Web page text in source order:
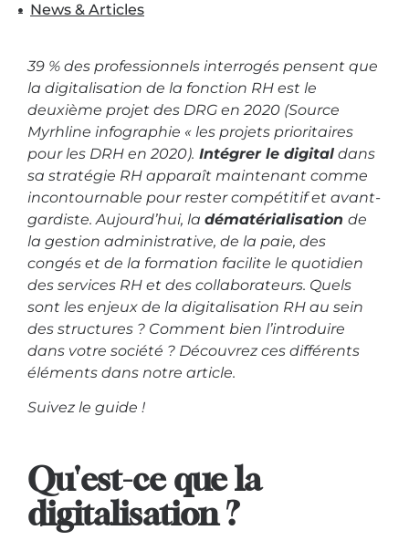
News & Articles
39 % des professionnels interrogés pensent que
la digitalisation de la fonction RH est le
deuxième projet des DRG en 2020 (Source
Myrhline infographie « les projets prioritaires
pour les DRH en 2020). Intégrer le digital dans
sa stratégie RH apparaît maintenant comme
incontournable pour rester compétitif et avant-
gardiste. Aujourd’hui, la dématérialisation de
la gestion administrative, de la paie, des
congés et de la formation facilite le quotidien
des services RH et des collaborateurs. Quels
sont les enjeux de la digitalisation RH au sein
des structures ? Comment bien l’introduire
dans votre société ? Découvrez ces différents
éléments dans notre article.
Suivez le guide !
Qu'est-ce que la
digitalisation ?